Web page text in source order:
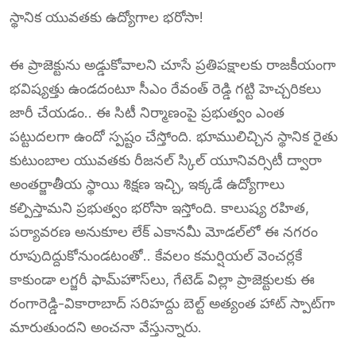
స్థానిక యువతకు ఉద్యోగాల భరోసా!
ఈ ప్రాజెక్టును అడ్డుకోవాలని చూసే ప్రతిపక్షాలకు రాజకీయంగా
భవిష్యత్తు ఉండదంటూ సీఎం రేవంత్ రెడ్డి గట్టి హెచ్చరికలు
జారీ చేయడం.. ఈ సిటీ నిర్మాణంపై ప్రభుత్వం ఎంత
పట్టుదలగా ఉందో స్పష్టం చేస్తోంది. భూములిచ్చిన స్థానిక రైతు
కుటుంబాల యువతకు రీజనల్ స్కిల్ యూనివర్సిటీ ద్వారా
అంతర్జాతీయ స్థాయి శిక్షణ ఇచ్చి, ఇక్కడే ఉద్యోగాలు
కల్పిస్తామని ప్రభుత్వం భరోసా ఇస్తోంది. కాలుష్య రహిత,
పర్యావరణ అనుకూల లేక్ ఎకానమీ మోడల్‌లో ఈ నగరం
రూపుదిద్దుకోనుండటంతో.. కేవలం కమర్షియల్ వెంచర్లకే
కాకుండా లగ్జరీ ఫామ్‌హౌస్‌లు, గేటెడ్ విల్లా ప్రాజెక్టులకు ఈ
రంగారెడ్డి-వికారాబాద్ సరిహద్దు బెల్ట్ అత్యంత హాట్ స్పాట్‌గా
మారుతుందని అంచనా వేస్తున్నారు.